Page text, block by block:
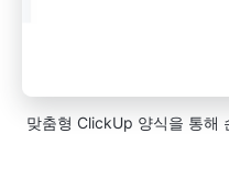
맞춤형 ClickUp 양식을 통해